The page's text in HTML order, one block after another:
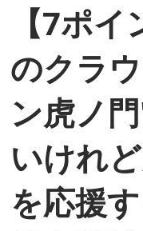
【7ポ
のクラ
ン虎ノ
いけれ
を応援